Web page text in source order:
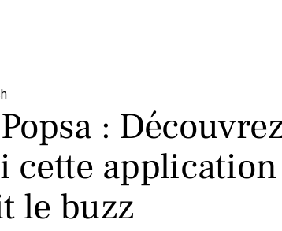
:
cette
le buzz